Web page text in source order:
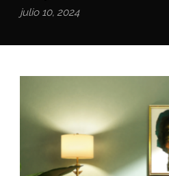
julio 10, 2024